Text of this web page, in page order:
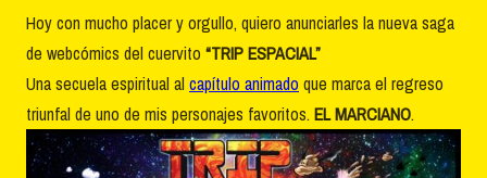
Hoy con mucho placer y orgullo, quiero anunciarles la nueva saga
de webcómics del cuervito “TRIP ESPACIAL”
Una secuela espiritual al capítulo animado que marca el regreso
triunfal de uno de mis personajes favoritos. EL MARCIANO.